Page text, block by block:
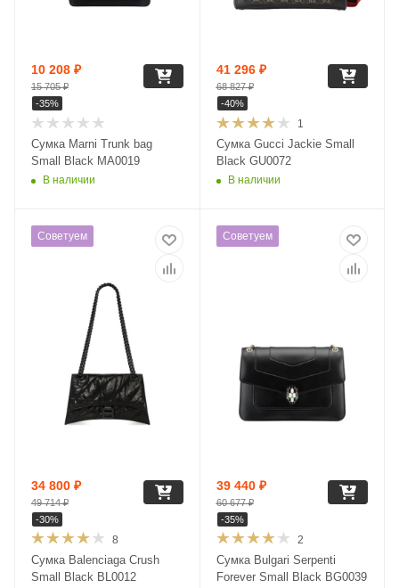
Сумка Marni Trunk bag
Small Black MA0019
В наличии
10 208 ₽
15 705₽
-35%
1
Сумка Gucci Jackie Small
Black GU0072
В наличии
41 296₽
68 827₽
-40%
Советуем
8
Сумка Balenciaga Crush
Small Black BL0012
34 800 ₽
49 714₽
-30%
Советуем
2
Сумка Bulgari Serpenti
Forever Small Black BG0039
39 440₽
60 677₽
-35%